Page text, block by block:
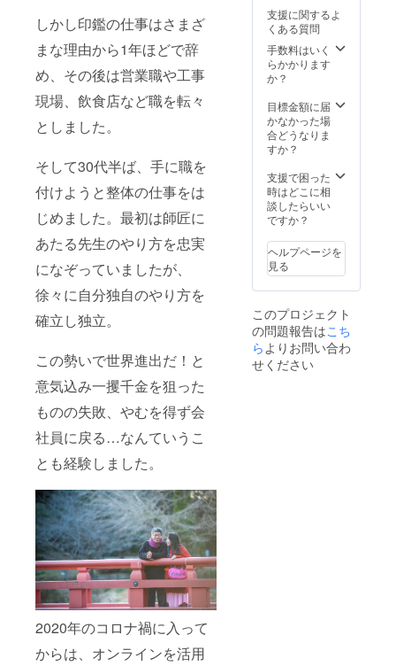
しかし印鑑の仕事はさまざ
まな理由から1年ほどで辞
め、その後は営業職や工事
現場、飲食店など職を転々
としました。
そして30代半ば、手に職を
付けようと整体の仕事をは
じめました。最初は師匠に
あたる先生のやり方を忠実
になぞっていましたが、
徐々に自分独自のやり方を
確立し独立。
この勢いで世界進出だ！と
意気込み一攫千金を狙った
ものの失敗、やむを得ず会
社員に戻る…なんていうこ
とも経験しました。
2020年のコロナ禍に入って
からは、オンラインを活用
庵真
（りゅ
う あん
しん）
が90分
ナーを
実施さ
せてい
ただき
※詳細は
メール
にて調
整いた
す。 ※
横浜近
郊は交
通費不
がそれ
以外は
必要に
応じて
実費交
支援に関するよ
くある質問
手数料はいく
らかかります
か？
目標金額に届
かなかった場
合どうなりま
すか？
支援で困った
時はどこに相
談したらいい
ですか？
ヘルプページを
見る
このプロジェクト
の問題報告はこち
らよりお問い合わ
せください